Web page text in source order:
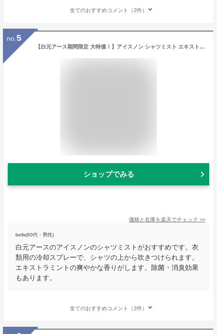
全てのおすすめコメント（2件）
no. 5
【白元アース期間限定 大特価！】アイスノン シャツミスト エキストラミントの香り 大容量 300ml 白元アース 衣類にスプレー クール 消臭 服の上から 汗対策 冷涼感 冷感スプレー 虫よけ
ショップでみる
価格と在庫を楽天でチェック >>
bells(60代・男性)
白元アースのアイスノンのシャツミストがおすすめです。衣
類用の冷却スプレーで、シャツの上から吹きつけられます。
エキストラミントの爽やかな香りがします。除菌・消臭効果
もあります。
全てのおすすめコメント（2件）